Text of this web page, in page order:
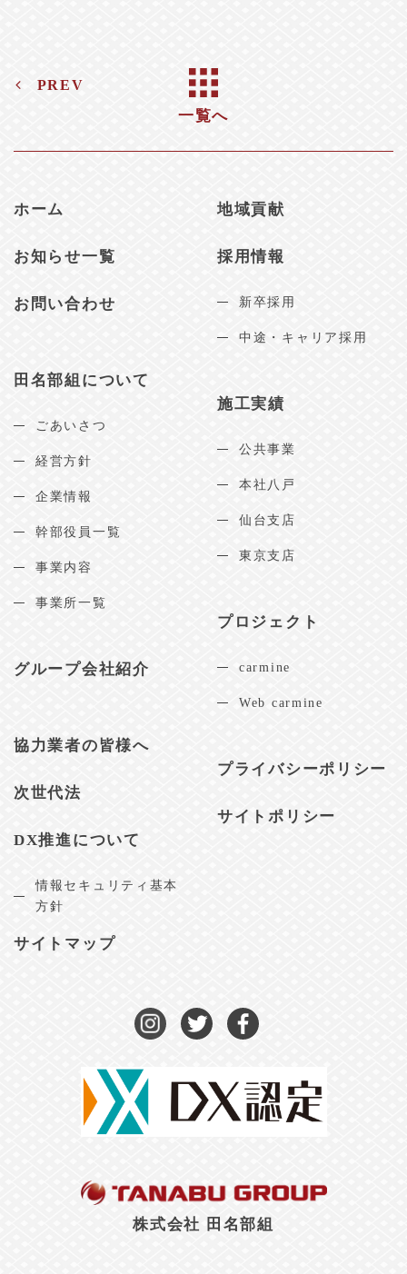
PREV
一覧へ
ホーム
お知らせ一覧
お問い合わせ
田名部組について
ごあいさつ
経営方針
企業情報
幹部役員一覧
事業内容
事業所一覧
グループ会社紹介
協力業者の皆様へ
次世代法
DX推進について
情報セキュリティ基本
方針
サイトマップ
地域貢献
採用情報
新卒採用
中途・キャリア採用
施工実績
公共事業
本社八戸
仙台支店
東京支店
プロジェクト
carmine
Web carmine
プライバシーポリシー
サイトポリシー
株式会社 田名部組